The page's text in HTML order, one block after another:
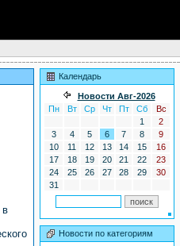
в
Календарь
Новости Авг-2026
Пн
Вт Ср Чт Пт Сб
Вс
1
2
3
4 5 6 7 8
9
10
11 12 13 14 15
16
17
18 19 20 21 22
23
24
25 26 27 28 29
30
31
Новости по категориям